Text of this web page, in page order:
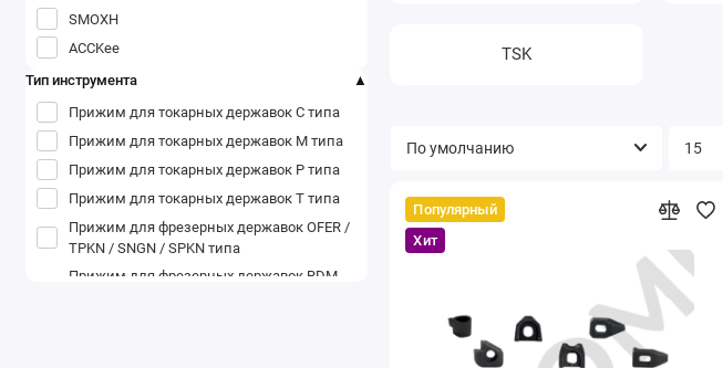
SMOXH
ACCKee
Тип инструмента
Прижим для токарных державок C типа
Прижим для токарных державок M типа
Прижим для токарных державок P типа
Прижим для токарных державок T типа
Прижим для фрезерных державок OFER /
TPKN / SNGN / SPKN типа
Прижим для фрезерных державок RDM
TSK
Популярный
Хит